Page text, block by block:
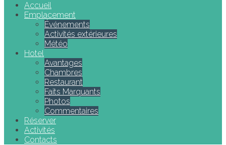
Accueil
Emplacement
Événements
Activités extérieures
Météo
Hotel
Avantages
Chambres
Restaurant
Faits Marquants
Photos
Commentaires
Réserver
Activités
Contacts